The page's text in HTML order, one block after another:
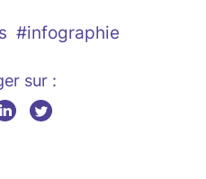
#infographie
sur :